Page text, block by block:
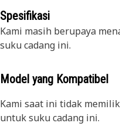
Spesifikasi
Kami masih berupaya
suku cadang ini.
Model yang Kompatibel
Kami saat ini tidak
untuk suku cadang ini.